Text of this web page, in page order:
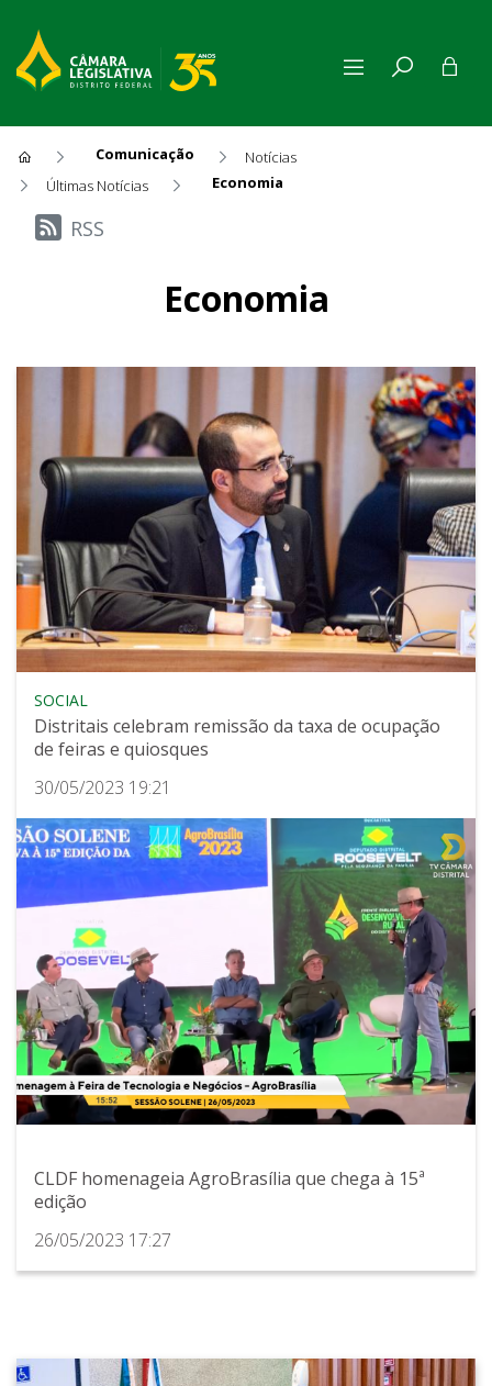
Comunicação
Notícias
Últimas Notícias
Economia
Últimas Notícias
RSS
Economia
SOCIAL
Distritais celebram remissão da taxa de ocupação
de feiras e quiosques
30/05/2023 19:21
CLDF homenageia AgroBrasília que chega à 15ª
edição
26/05/2023 17:27